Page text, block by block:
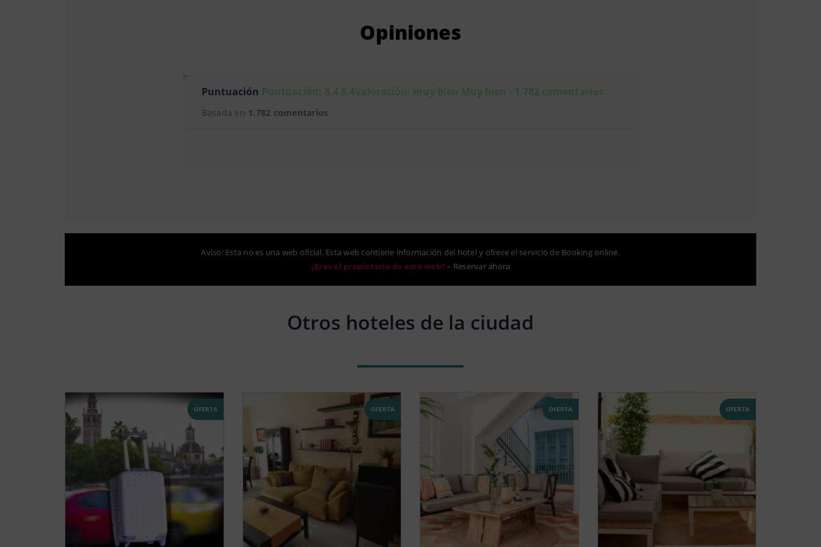
Opiniones
Puntuación Puntuación: 8.4 8,4Valoración: muy bien Muy bien · 1.782 comentarios
Basada en 1.782 comentarios
Aviso: Esta no es una web oficial. Esta web contiene información del hotel y ofrece el servicio de Booking online.
¿Eres el propietario de esta web?– Reservar ahora
Otros hoteles de la ciudad
OFERTA OFERTA OFERTA OFERTA